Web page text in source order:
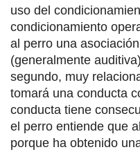
uso del
condicionamiento
al perro una
(generalmente
segundo, muy
tomará una conducta
conducta tiene
el perro entiende que
porque ha obtenido